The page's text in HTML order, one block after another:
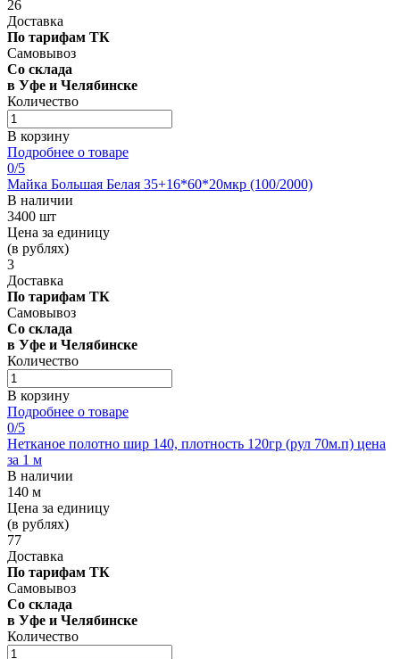
26
Доставка
По тарифам ТК
Самовывоз
Со склада
в Уфе и Челябинске
Количество
В корзину
Подробнее о товаре
0/5
Майка Большая Белая 35+16*60*20мкр (100/2000)
В наличии
3400 шт
Цена за единицу
(в рублях)
3
Доставка
По тарифам ТК
Самовывоз
Со склада
в Уфе и Челябинске
Количество
В корзину
Подробнее о товаре
0/5
Нетканое полотно шир 140, плотность 120гр (рул 70м.п) цена
за 1 м
В наличии
140 м
Цена за единицу
(в рублях)
77
Доставка
По тарифам ТК
Самовывоз
Со склада
в Уфе и Челябинске
Количество